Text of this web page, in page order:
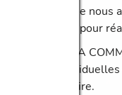
Les actions que
mis en œuvre pour
FAVORISER LA
relations
de la vie scolaire.